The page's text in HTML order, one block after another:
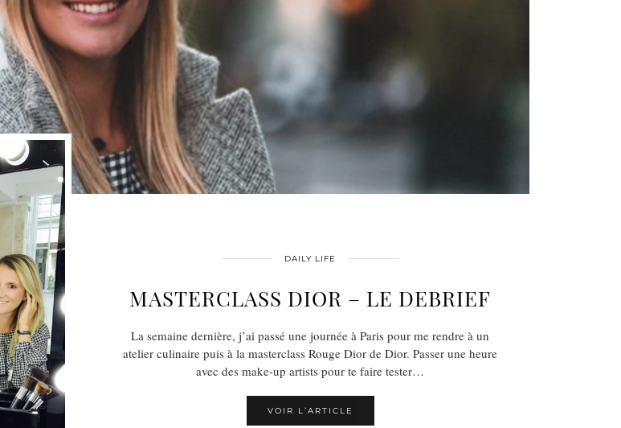
DAILY LIFE
MASTERCLASS DIOR – LE DEBRIEF
La semaine dernière, j’ai passé une journée à Paris pour me rendre à un
atelier culinaire puis à la masterclass Rouge Dior de Dior. Passer une heure
avec des make-up artists pour te faire tester…
VOIR L’ARTICLE